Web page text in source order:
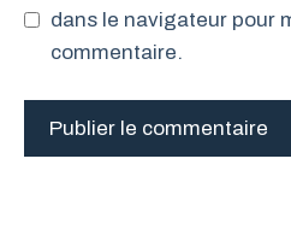
dans le navigateur pour
commentaire.